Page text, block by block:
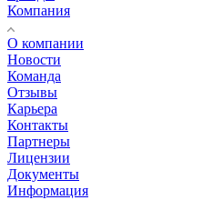
Компания
О компании
Новости
Команда
Отзывы
Карьера
Контакты
Партнеры
Лицензии
Документы
Информация